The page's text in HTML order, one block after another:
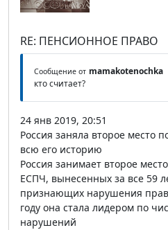
RE: ПЕНСИОННОЕ ПРАВО
Сообщение от mamakotenochka
кто считает?
24 янв 2019, 20:51
Россия заняла второе место
всю его историю
Россия занимает второе
ЕСПЧ, вынесенных за все 59
признающих нарушения
году она стала лидером по
нарушений